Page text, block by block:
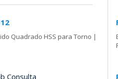
Quadrado HSS para Torno |
Consulta